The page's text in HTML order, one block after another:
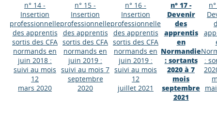
n° 14 -
Insertion
professionnelle
des apprentis
sortis des CFA
normands en
juin 2018 :
suivi au mois
12
mars 2020
n° 15 -
Insertion
professionnelle
des apprentis
sortis des CFA
normands en
juin 2019 :
suivi au mois 7
septembre
2020
n° 16 -
Insertion
professionnelle
des apprentis
sortis des CFA
normands en
juin 2019 :
suivi au mois
12
juillet 2021
n° 17 -
Devenir
des
apprentis
en
Normandie
: sortants
2020 à 7
mois
septembre
2021
:
Appels à projets